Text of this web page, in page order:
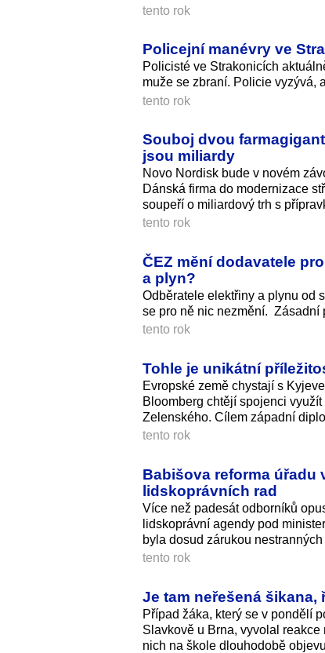
tento rok
Policejní manévry ve
Policisté ve Strakonicích
muže se zbraní. Policie vyzývá,
tento rok
Souboj dvou
jsou miliardy
Novo Nordisk bude v novém
Dánská firma do modernizace
soupeří o miliardový trh s
tento rok
ČEZ mění dodavatele
a plyn?
Odběratele elektřiny a plynu od
se pro ně nic nezmění. Zásadní
tento rok
Tohle je unikátní
Evropské země chystají s
Bloomberg chtějí spojenci
Zelenského. Cílem západní
tento rok
Babišova reforma úřadu
lidskoprávních rad
Více než padesát odborníků
lidskoprávní agendy pod
byla dosud zárukou
tento rok
Je tam neřešená
Případ žáka, který se v pondělí
Slavkově u Brna, vyvolal
nich na škole dlouhodobě